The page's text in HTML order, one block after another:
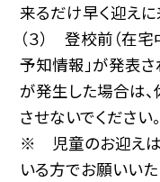
来るだけ早く迎えに
（３） 登校前（在
予知情報」が発表
が発生した場合は
させないでください。
※ 児童のお迎えは
いる方でお願いいた